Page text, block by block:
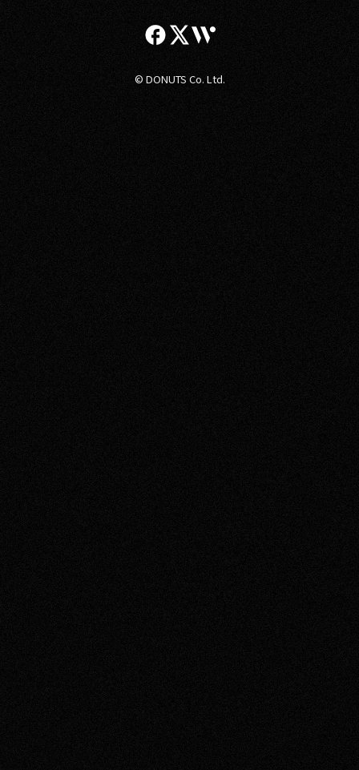
© DONUTS Co. Ltd.